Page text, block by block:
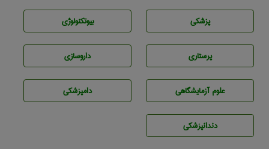
پزشكی بيوتكنولوژی
پرستاری داروسازی
علوم آزمايشگاهی دامپزشكی
دندانپزشكی